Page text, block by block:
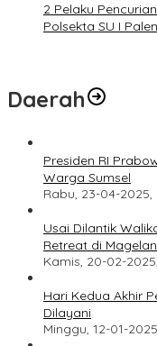
2 Pelaku
Polsekta SU I
Daerah
Presiden RI
Warga Sumsel
Rabu, 23-04-2025,
Usai Dilantik
Retreat di
Kamis, 20-02-
Hari Kedua Akhir
Dilayani
Minggu, 12-01-